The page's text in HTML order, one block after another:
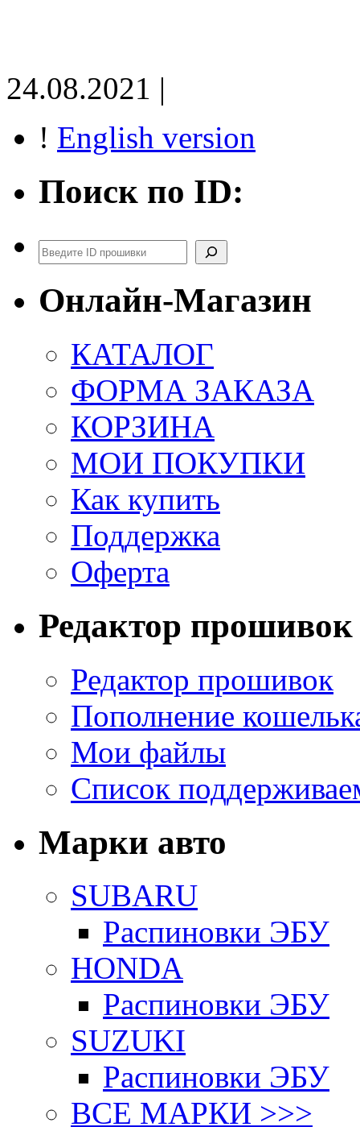
24.08.2021 |
! English version
Поиск по ID:
Поиск
Онлайн-Магазин
КАТАЛОГ
ФОРМА ЗАКАЗА
КОРЗИНА
МОИ ПОКУПКИ
Как купить
Поддержка
Оферта
Редактор прошивок
Редактор прошивок
Пополнение
Мои файлы
Список
Марки авто
SUBARU
Распиновки ЭБУ
HONDA
Распиновки ЭБУ
SUZUKI
Распиновки ЭБУ
ВСЕ МАРКИ >>>